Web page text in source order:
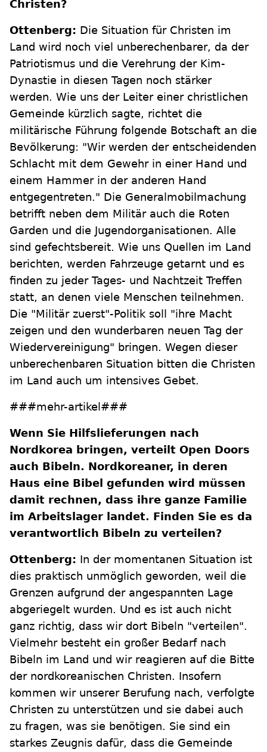
Christen?
Ottenberg: Die Situation für Christen im
Land wird noch viel unberechenbarer, da der
Patriotismus und die Verehrung der Kim-
Dynastie in diesen Tagen noch stärker
werden. Wie uns der Leiter einer christlichen
Gemeinde kürzlich sagte, richtet die
militärische Führung folgende Botschaft an die
Bevölkerung: "Wir werden der entscheidenden
Schlacht mit dem Gewehr in einer Hand und
einem Hammer in der anderen Hand
entgegentreten." Die Generalmobilmachung
betrifft neben dem Militär auch die Roten
Garden und die Jugendorganisationen. Alle
sind gefechtsbereit. Wie uns Quellen im Land
berichten, werden Fahrzeuge getarnt und es
finden zu jeder Tages- und Nachtzeit Treffen
statt, an denen viele Menschen teilnehmen.
Die "Militär zuerst"-Politik soll "ihre Macht
zeigen und den wunderbaren neuen Tag der
Wiedervereinigung" bringen. Wegen dieser
unberechenbaren Situation bitten die Christen
im Land auch um intensives Gebet.
###mehr-artikel###
Wenn Sie Hilfslieferungen nach
Nordkorea bringen, verteilt Open Doors
auch Bibeln. Nordkoreaner, in deren
Haus eine Bibel gefunden wird müssen
damit rechnen, dass ihre ganze Familie
im Arbeitslager landet. Finden Sie es da
verantwortlich Bibeln zu verteilen?
Ottenberg: In der momentanen Situation ist
dies praktisch unmöglich geworden, weil die
Grenzen aufgrund der angespannten Lage
abgeriegelt wurden. Und es ist auch nicht
ganz richtig, dass wir dort Bibeln "verteilen".
Vielmehr besteht ein großer Bedarf nach
Bibeln im Land und wir reagieren auf die Bitte
der nordkoreanischen Christen. Insofern
kommen wir unserer Berufung nach, verfolgte
Christen zu unterstützen und sie dabei auch
zu fragen, was sie benötigen. Sie sind ein
starkes Zeugnis dafür, dass die Gemeinde